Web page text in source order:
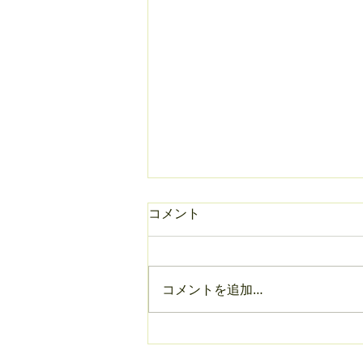
御礼
コメント
コメントを追加…